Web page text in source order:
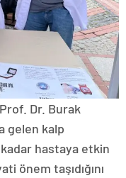
Prof. Dr. Burak
gelen kalp
hastaya etkin
önem taşıdığını